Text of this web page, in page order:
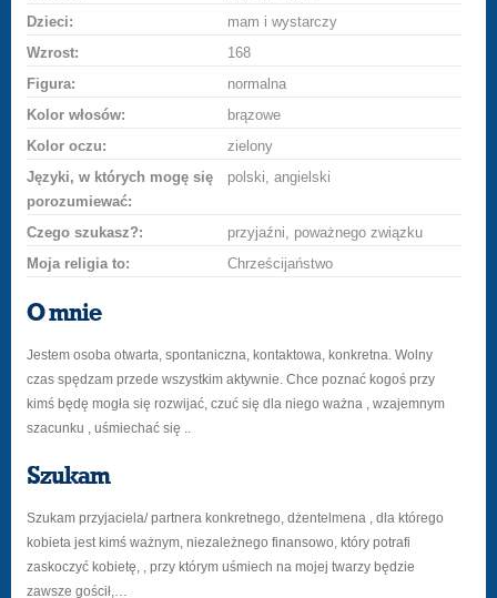
Dzieci:
mam i wystarczy
Wzrost:
168
Figura:
normalna
Kolor włosów:
brązowe
Kolor oczu:
zielony
Języki, w których mogę się
porozumiewać:
polski, angielski
Czego szukasz?:
przyjaźni, poważnego związku
Moja religia to:
Chrześcijaństwo
O mnie
Jestem osoba otwarta, spontaniczna, kontaktowa, konkretna. Wolny
czas spędzam przede wszystkim aktywnie. Chce poznać kogoś przy
kimś będę mogła się rozwijać, czuć się dla niego ważna , wzajemnym
szacunku , uśmiechać się ..
Szukam
Szukam przyjaciela/ partnera konkretnego, dżentelmena , dla którego
kobieta jest kimś ważnym, niezależnego finansowo, który potrafi
zaskoczyć kobietę, , przy którym uśmiech na mojej twarzy będzie
zawsze gościł,…